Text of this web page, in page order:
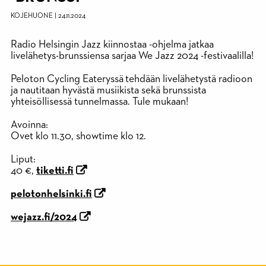
KOJEHUONE 24.11.2024
Radio Helsingin Jazz kiinnostaa -ohjelma jatkaa
livelähetys-brunssiensa sarjaa We Jazz 2024 -festivaalilla!
Peloton Cycling Eateryssä tehdään livelähetystä radioon
ja nautitaan hyvästä musiikista sekä brunssista
yhteisöllisessä tunnelmassa. Tule mukaan!
Avoinna:
Ovet klo 11.30, showtime klo 12.
Liput:
40 €, tiketti.fi
pelotonhelsinki.fi
wejazz.fi/2024